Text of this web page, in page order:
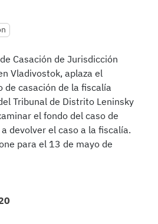
Casación de Jurisdicción
Vladivostok, aplaza el
de casación de la fiscalía
Tribunal de Distrito Leninsky
el fondo del caso de
devolver el caso a la fiscalía.
para el 13 de mayo de